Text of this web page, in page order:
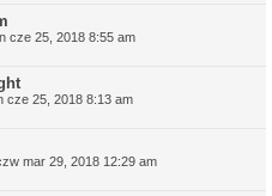
cze 25, 2018 8:55 am
cze 25, 2018 8:13 am
mar 29, 2018 12:29 am